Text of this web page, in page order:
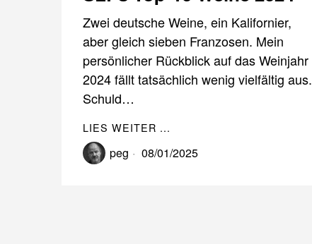
Zwei deutsche Weine, ein Kalifornier,
aber gleich sieben Franzosen. Mein
persönlicher Rückblick auf das Weinjahr
2024 fällt tatsächlich wenig vielfältig aus.
Schuld…
LIES WEITER ...
peg 08/01/2025